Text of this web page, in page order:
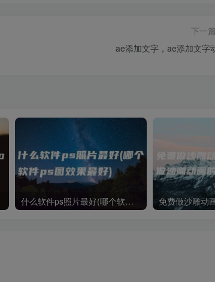
下一
ae添加文字，ae添加文字
什么软件ps照片最好(哪个软件ps图效果最好)